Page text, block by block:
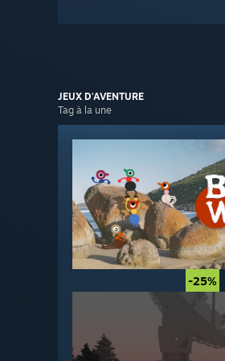
JEUX D'AVENTURE
Tag à la une
-25%